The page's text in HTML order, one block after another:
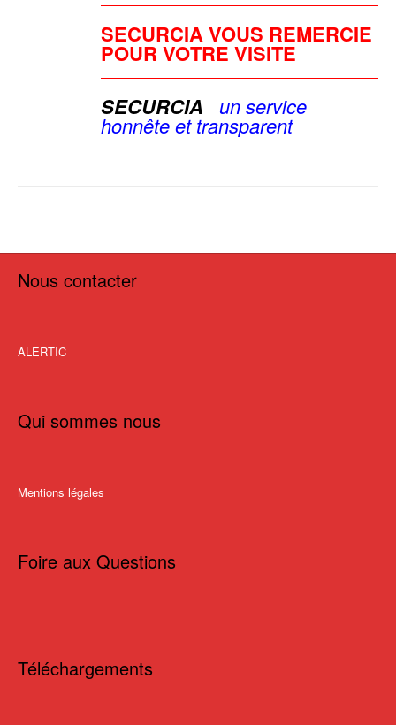
SECURCIA VOUS REMERCIE
POUR VOTRE VISITE
SECURCIA
un service
honnête ettransparent
Nous contacter
ALERTIC
Qui sommes nous
Mentions légales
Foire aux Questions
Téléchargements